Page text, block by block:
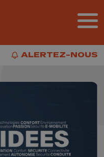
ALERTEZ-NOUS
ALERTEZ-NOUS